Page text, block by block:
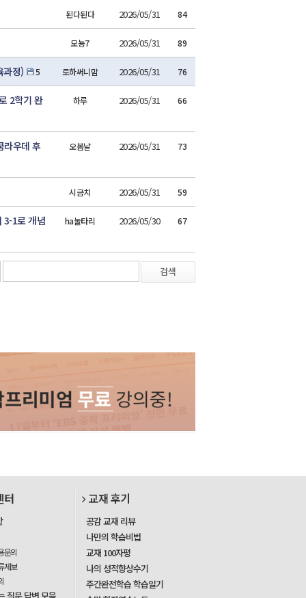
된다된다 2026/05/31 84
모뇽7 2026/05/31 89
과정) 5 로하써니맘 2026/05/31 76
2학기 완 하루 2026/05/31 66
라우데 후 오봄날 2026/05/31 73
시금치 2026/05/31 59
3-1로 개념 ha눌타리 2026/05/30 67
검색
터
문의
제보
교재 후기
공감 교재 리뷰
나만의 학습비법
교재 100자평
나의 성적향상수기
주간완전학습 학습일기